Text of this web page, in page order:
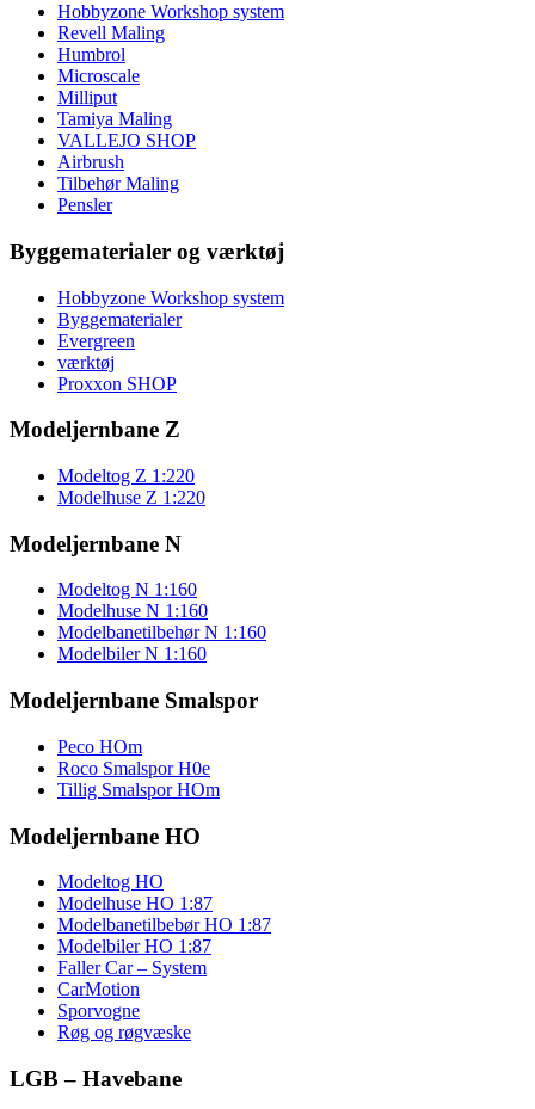
Hobbyzone Workshop system
Revell Maling
Humbrol
Microscale
Milliput
Tamiya Maling
VALLEJO SHOP
Airbrush
Tilbehør Maling
Pensler
Byggematerialer og værktøj
Hobbyzone Workshop system
Byggematerialer
Evergreen
værktøj
Proxxon SHOP
Modeljernbane Z
Modeltog Z 1:220
Modelhuse Z 1:220
Modeljernbane N
Modeltog N 1:160
Modelhuse N 1:160
Modelbanetilbehør N 1:160
Modelbiler N 1:160
Modeljernbane Smalspor
Peco HOm
Roco Smalspor H0e
Tillig Smalspor HOm
Modeljernbane HO
Modeltog HO
Modelhuse HO 1:87
Modelbanetilbebør HO 1:87
Modelbiler HO 1:87
Faller Car – System
CarMotion
Sporvogne
Røg og røgvæske
LGB – Havebane